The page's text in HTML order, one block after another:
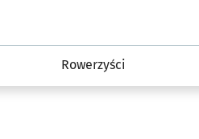
Rowerzyści